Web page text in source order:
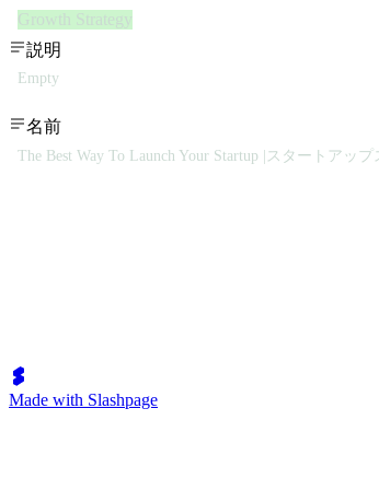
Growth Strategy
説明
Empty
名前
The Best Way To Launch Your Startup |スタートアッ
Made with Slashpage